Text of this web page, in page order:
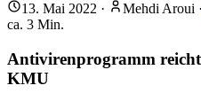
13. Mai 2022 · Mehdi Aroui ·
ca. 3 Min.
Antivirenprogramm
KMU